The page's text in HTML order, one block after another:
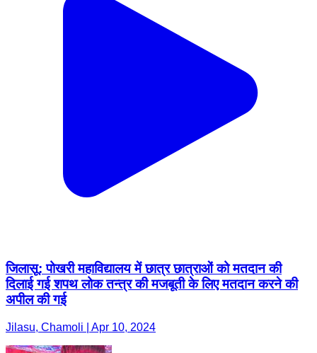
जिलासू: पोखरी महाविद्यालय में छात्र छात्राओं को मतदान की
दिलाई गई शपथ लोक तन्त्र की मजबूती के लिए मतदान करने की
अपील की गई
Jilasu, Chamoli | Apr 10, 2024